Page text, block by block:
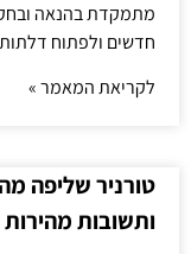
מתמקדת בהנאה
חדשים ולפתוח
לקריאת המאמר »
טורניר שליפה
ותשובות מהירות